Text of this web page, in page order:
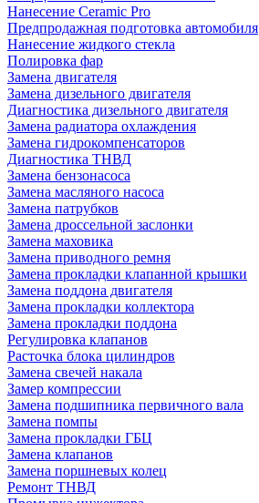
Нанесение Ceramic Pro
Предпродажная подготовка автомобиля
Нанесение жидкого стекла
Полировка фар
Замена двигателя
Замена дизельного двигателя
Диагностика дизельного двигателя
Замена радиатора охлаждения
Замена гидрокомпенсаторов
Диагностика ТНВД
Замена бензонасоса
Замена масляного насоса
Замена патрубков
Замена дроссельной заслонки
Замена маховика
Замена приводного ремня
Замена прокладки клапанной крышки
Замена поддона двигателя
Замена прокладки коллектора
Замена прокладки поддона
Регулировка клапанов
Расточка блока цилиндров
Замена свечей накала
Замер компрессии
Замена подшипника первичного вала
Замена помпы
Замена прокладки ГБЦ
Замена клапанов
Замена поршневых колец
Ремонт ТНВД